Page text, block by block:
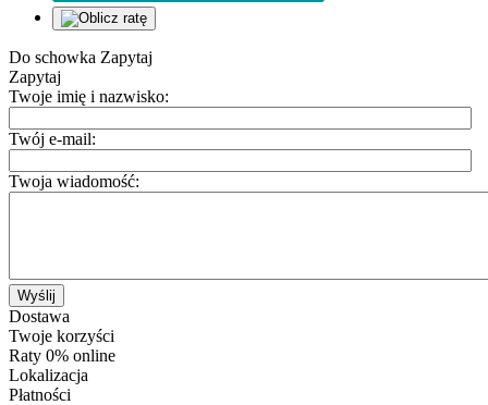
Do schowka Zapytaj
Zapytaj
Twoje imię i nazwisko:
Twój e-mail:
Twoja wiadomość:
Wyślij
Dostawa
Twoje korzyści
Raty 0% online
Lokalizacja
Płatności